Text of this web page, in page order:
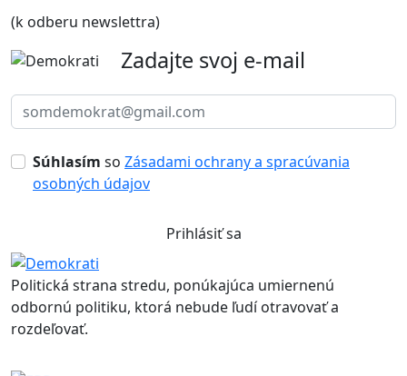
(k odberu newslettra)
Zadajte svoj e-mail
Súhlasím so Zásadami ochrany a spracúvania
osobných údajov
Prihlásiť sa
Politická strana stredu, ponúkajúca umiernenú
odbornú politiku, ktorá nebude ľudí otravovať a
rozdeľovať.